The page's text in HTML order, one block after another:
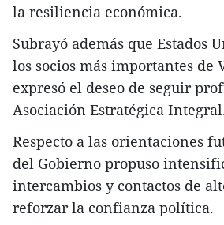
la resiliencia económica.
Subrayó además que Estados
los socios más importantes de
expresó el deseo de seguir
Asociación Estratégica
Respecto a las orientaciones
del Gobierno propuso
intercambios y contactos de
reforzar la confianza política.